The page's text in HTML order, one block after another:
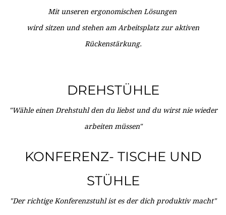
Mit unseren ergonomischen Lösungen
wird sitzen und stehen am Arbeitsplatz zur aktiven
Rückenstärkung.
DREHSTÜHLE
"Wähle einen Drehstuhl den du liebst und du wirst nie wieder
arbeiten müssen"
KONFERENZ- TISCHE UND
STÜHLE
"Der richtige Konferenzstuhl ist es der dich produktiv macht"